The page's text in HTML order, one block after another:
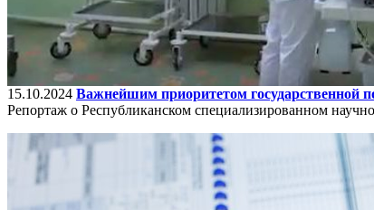
15.10.2024 Важнейшим приоритетом государственной
Репортаж о Республиканском специализированном